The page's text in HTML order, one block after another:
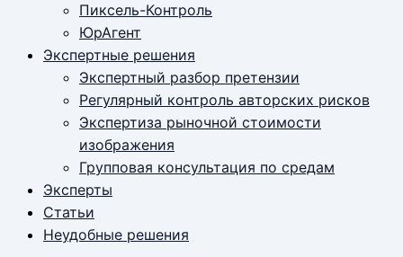
Пиксель-Контроль
ЮрАгент
Экспертные решения
Экспертный разбор претензии
Регулярный контроль авторских рисков
Экспертиза рыночной стоимости
изображения
Групповая консультация по средам
Эксперты
Статьи
Неудобные решения